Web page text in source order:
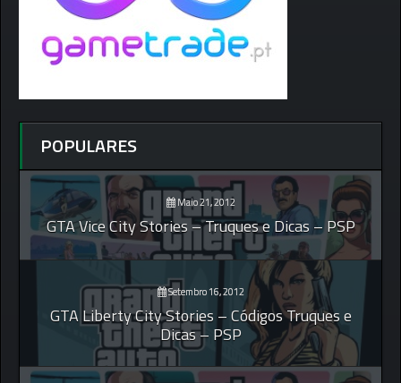
POPULARES
Maio 21, 2012
GTA Vice City Stories – Truques e Dicas – PSP
Setembro 16, 2012
GTA Liberty City Stories – Códigos Truques e
Dicas – PSP